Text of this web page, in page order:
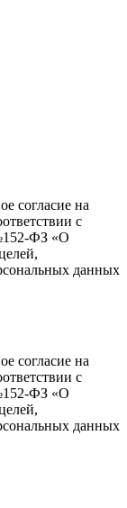
согласие на
с
ФЗ «О
данных
согласие на
с
ФЗ «О
данных